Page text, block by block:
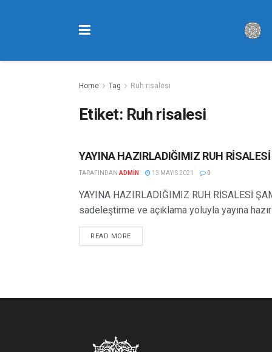
Home Tag Ruh risalesi
Etiket: Ruh risalesi
HABERLER
YAYINA HAZIRLADIĞIMIZ RUH
TARAFINDAN ADMIN 13 MAYIS 2021 0
YAYINA HAZIRLADIĞIMIZ RUH RİSALESİ
sadeleştirme ve açıklama yoluyla yayına
READ MORE